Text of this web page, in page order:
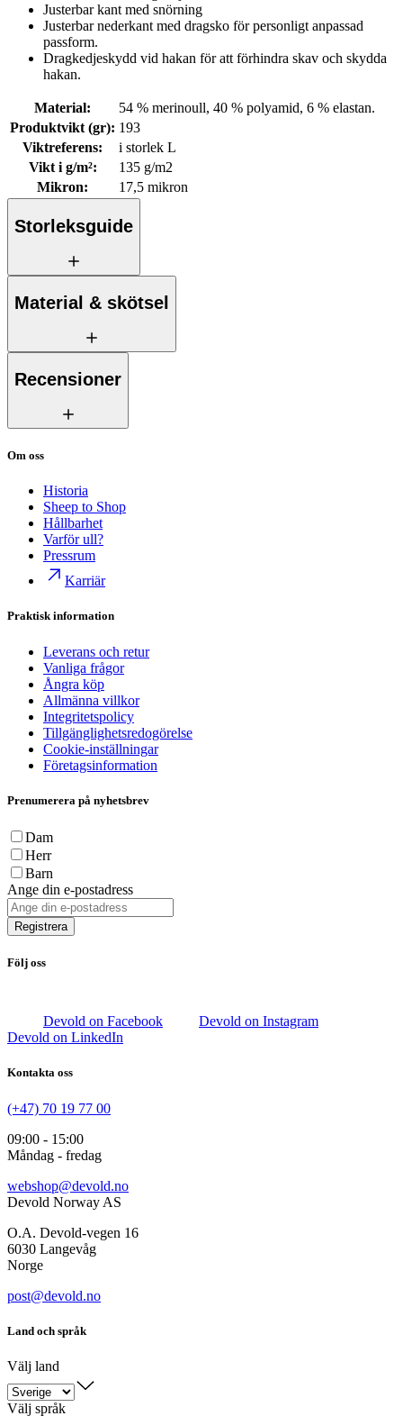
Justerbar kant med snörning
Justerbar nederkant med dragsko för personligt anpassad
passform.
Dragkedjeskydd vid hakan för att förhindra skav och skydda
hakan.
Material:
54 % merinoull, 40 % polyamid, 6 % elastan.
Produktvikt (gr): 193
Viktreferens:
i storlek L
Vikt i g/m²:
135 g/m2
Mikron: 17,5 mikron
Storleksguide
Material & skötsel
Recensioner
Om oss
Historia
Sheep to Shop
Hållbarhet
Varför ull?
Pressrum
Karriär
Praktisk information
Leverans och retur
Vanliga frågor
Ångra köp
Allmänna villkor
Integritetspolicy
Tillgänglighetsredogörelse
Cookie-inställningar
Företagsinformation
Prenumerera på nyhetsbrev
Dam
Herr
Barn
Ange din e-postadress
Registrera
Följ oss
Devold on Facebook
Devold on Instagram
Devold on LinkedIn
Kontakta oss
(+47) 70 19 77 00
09:00 - 15:00
Måndag - fredag
webshop@devold.no
Devold Norway AS
O.A. Devold-vegen 16
6030 Langevåg
Norge
post@devold.no
Land och språk
Välj land
Välj språk